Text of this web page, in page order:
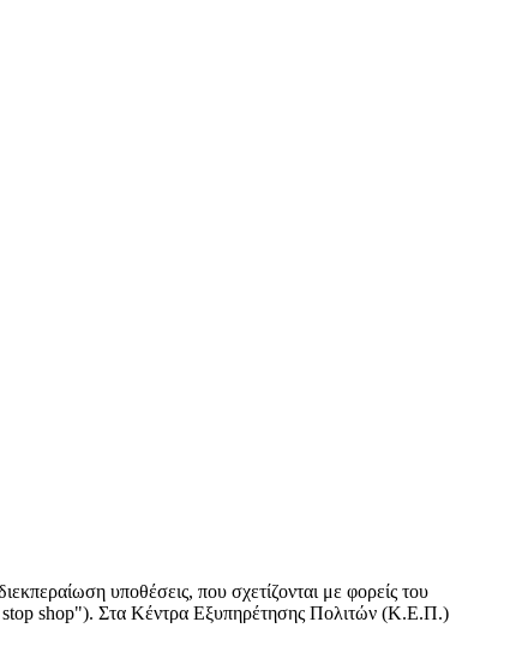
υποθέσεις, που σχετίζονται με φορείς του
stop shop"). Στα Κέντρα Εξυπηρέτησης Πολιτών (Κ.Ε.Π.)